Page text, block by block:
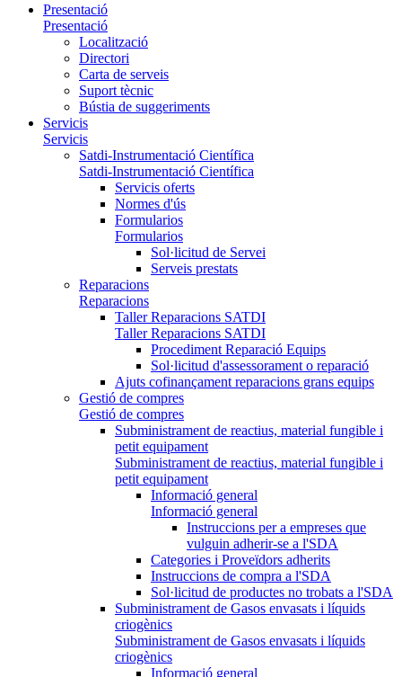
Presentació
Presentació
Localització
Directori
Carta de serveis
Suport tècnic
Bústia de suggeriments
Servicis
Servicis
Satdi-Instrumentació Científica
Satdi-Instrumentació Científica
Servicis oferts
Normes d'ús
Formularios
Formularios
Sol·licitud de Servei
Serveis prestats
Reparacions
Reparacions
Taller Reparacions SATDI
Taller Reparacions SATDI
Procediment Reparació Equips
Sol·licitud d'assessorament o reparació
Ajuts cofinançament reparacions grans equips
Gestió de compres
Gestió de compres
Subministrament de reactius, material fungible i
petit equipament
Subministrament de reactius, material fungible i
petit equipament
Informació general
Informació general
Instruccions per a empreses que
vulguin adherir-se a l'SDA
Categories i Proveïdors adherits
Instruccions de compra a l'SDA
Sol·licitud de productes no trobats a l'SDA
Subministrament de Gasos envasats i líquids
criogènics
Subministrament de Gasos envasats i líquids
criogènics
Informació general